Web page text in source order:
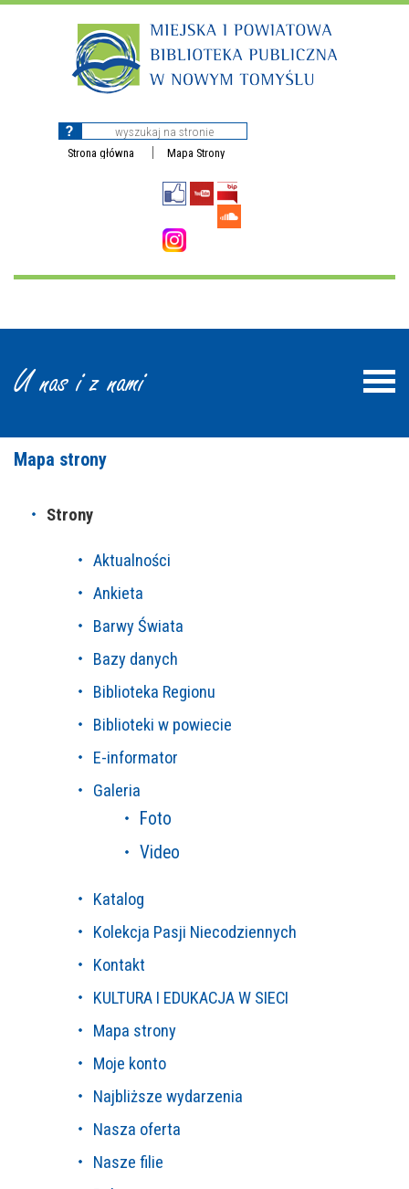
Strona główna Mapa Strony
MOJE KONTO
U nas i z nami
Mapa strony
Strony
Aktualności
Ankieta
Barwy Świata
Bazy danych
Biblioteka Regionu
Biblioteki w powiecie
E-informator
Galeria
Foto
Video
Katalog
Kolekcja Pasji Niecodziennych
Kontakt
KULTURA I EDUKACJA W SIECI
Mapa strony
Moje konto
Najbliższe wydarzenia
Nasza oferta
Nasze filie